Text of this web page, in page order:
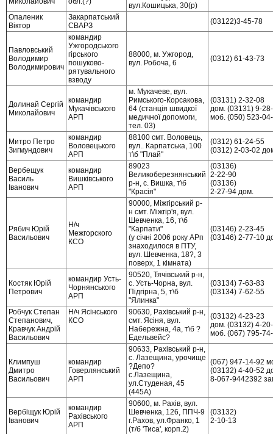
вул.Кошицька, 30(р)
Опаленик
Віктор
Закарпатський
СВАРЗ
(03122)3-45-78
Павловський
Володимир
Володимирович
командир
Ужгородського
гірського
пошуково-
рятувального
взводу
88000, м. Ужгород,
вул. Робоча, 6
(0312) 61-43-73
Долинай Сергій
Миколайович
командир
Мукачівського
АРП
м. Мукачеве, вул.
Римського-Корсакова,
64 (станція швидкої
медичної допомоги,
тел. 03)
(03131) 2-32-08
дом. (03131) 9-
моб. (050) 523-
Митро Петро
Зигмундович
командир
Воловецького
АРП
88100 смт. Воловець,
вул.. Карпатська, 100
т\б "Плай"
(0312) 61-24-55
(0312) 2-03-02
Вербещук
Василь
Іванович
командир
Вишківського
АРП
89023
Великоберезнянський
р-н, с. Вишка, т\б
"Красія"
(03136)
2-22-90
(03136)
2-27-94 дом.
Рябич Юрій
Васильович
Н/ч
Межгорского
КСО
90000, Міжгірський р-
н смт. Міжгір'я, вул.
Шевченка, 16, т\б
"Карпати"
(у січні 2006 року АРп
знаходилося в ПТУ,
вул. Шевченка, 18?, 3
поверх, 1 кімната)
(03146) 2-23-45
(03146) 2-77-10
Костяк Юрій
Петрович
командир Усть-
Чорнянського
АРП
90520, Тячівський р-н,
с. Усть-Чорна, вул.
Підгірна, 5, т\б
"Ялинка"
(03134) 7-63-83
(03134) 7-62-55
Робчук Степан
Степанович,
Кравчук Андрій
Васильович
Н/ч Ясінського
КСО
90630, Рахівський р-н,
смт. Ясіня, вул.
Набережна, 4а, т\б ?
Едельвейс?
(03132) 4-23-23
дом. (03132) 4-
моб. (067) 795-
Климпуш
Дмитро
Васильович
командир
Говерлянський
АРП
90633, Рахівський р-н,
с. Лазещина, урочище
?Депо?
с.Лазещина,
ул.Студеная, 45
(445А)
(067) 947-14-92
(03132) 4-40-52
8-067-9442392
Вербіщук Юрій
Іванович
командир
Рахівського
АРП
90600, м. Рахів, вул.
Шевченка, 126, ППЧ-9
г.Рахов, ул.Франко, 1
(т/б 'Тиса', корп.2)
(03132)
2-10-13